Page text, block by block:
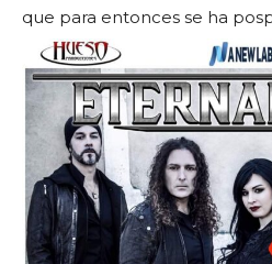
que para entonces se ha